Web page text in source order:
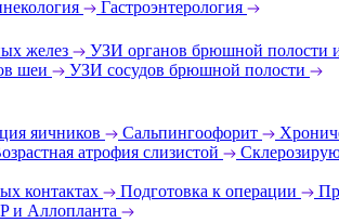
Гастроэнтерология
желез
УЗИ органов брюшной полости
шеи
УЗИ сосудов брюшной полости
яичников Сальпингоофорит
атрофия слизистой
контактах Подготовка к операции
и Аллопланта